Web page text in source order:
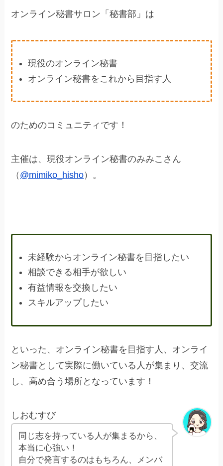
オンライン秘書サロン「秘書部」は
現役のオンライン秘書
オンライン秘書をこれから目指す人
のためのコミュニティです！
主催は、現役オンライン秘書のみみこさん
（ @mimiko_hisho）。
未経験からオンライン秘書を目指したい
相談できる相手が欲しい
有益情報を交換したい
スキルアップしたい
といった、オンライン秘書を目指す人、オンライ
ン秘書として実際に働いている人が集まり、交流
し、高め合う場所となっています！
しおむすび
同じ志を持っている人が集まるから、
本当に心強い！
自分で発言するのはもちろん、メンバ